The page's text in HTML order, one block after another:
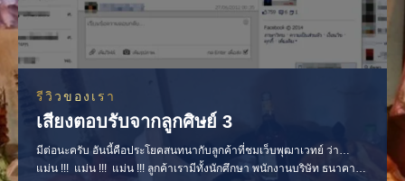
รีวิวของเรา
เสียงตอบรับจากลูกศิษย์ 3
มีต่อนะครับ อันนี้คือประโยคสนทนากับลูกค้าที่ชมเว็บพุฒาเวทย์ ว่า…
แม่น !!! แม่น !!! แม่น !!! ลูกค้าเรามีทั้งนักศึกษา พนักงานบริษัท ธนาคาร